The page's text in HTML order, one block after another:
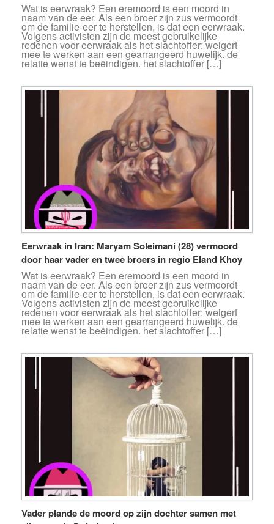
Wat is eerwraak? Een eremoord is een moord in
naam van de eer. Als een broer zijn zus vermoordt
om de familie-eer te herstellen, is dat een eerwraak.
Volgens activisten zijn de meest gebruikelijke
redenen voor eerwraak als het slachtoffer: weigert
mee te werken aan een gearrangeerd huwelijk. de
relatie wenst te beëindigen. het slachtoffer […]
Eerwraak in Iran: Maryam Soleimani (28) vermoord
door haar vader en twee broers in regio Eland Khoy
Wat is eerwraak? Een eremoord is een moord in
naam van de eer. Als een broer zijn zus vermoordt
om de familie-eer te herstellen, is dat een eerwraak.
Volgens activisten zijn de meest gebruikelijke
redenen voor eerwraak als het slachtoffer: weigert
mee te werken aan een gearrangeerd huwelijk. de
relatie wenst te beëindigen. het slachtoffer […]
Vader plande de moord op zijn dochter samen met